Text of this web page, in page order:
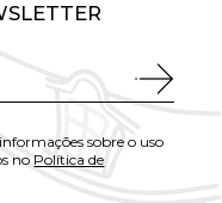
sobre o uso
no Política de